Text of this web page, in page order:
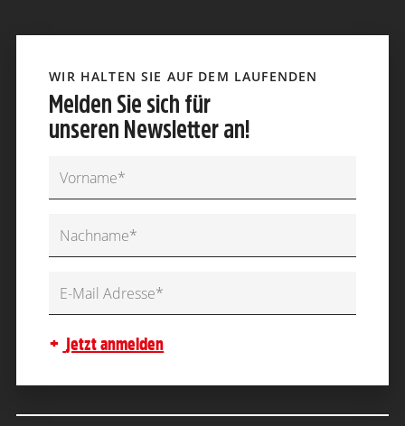
WIR HALTEN SIE AUF DEM LAUFENDEN
Melden Sie sich für
unseren Newsletter an!
jetzt anmelden